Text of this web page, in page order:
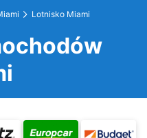
Lotnisko Miami